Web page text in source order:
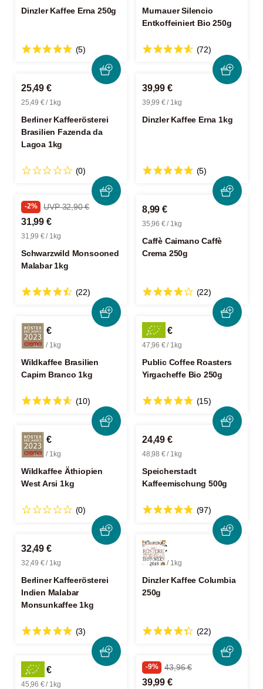
Dinzler Kaffee Erna 250g
(5)
Murnauer Silencio
Entkoffeiniert Bio 250g
(72)
25,49 €
25,49 € / 1kg
Berliner Kaffeerösterei
Brasilien Fazenda da
Lagoa 1kg
(0)
39,99 €
39,99 € / 1kg
Dinzler Kaffee Erna 1kg
(5)
-2% UVP 32,90 €
31,99 €
31,99 € / 1kg
Schwarzwild Monsooned
Malabar 1kg
(22)
8,99 €
35,96 € / 1kg
Caffè Caimano Caffè
Crema 250g
(22)
30,99 €
30,99 € / 1kg
Wildkaffee Brasilien
Capim Branco 1kg
(10)
11,99 €
47,96 € / 1kg
Public Coffee Roasters
Yirgacheffe Bio 250g
(15)
36,99 €
36,99 € / 1kg
Wildkaffee Äthiopien
West Arsi 1kg
(0)
24,49 €
48,98 € / 1kg
Speicherstadt
Kaffeemischung 500g
(97)
32,49 €
32,49 € / 1kg
Berliner Kaffeerösterei
Indien Malabar
Monsunkaffee 1kg
(3)
9,99 €
39,96 € / 1kg
Dinzler Kaffee Columbia
250g
(22)
11,49 €
45,96 € / 1kg
-9% 43,96 €
39,99 €